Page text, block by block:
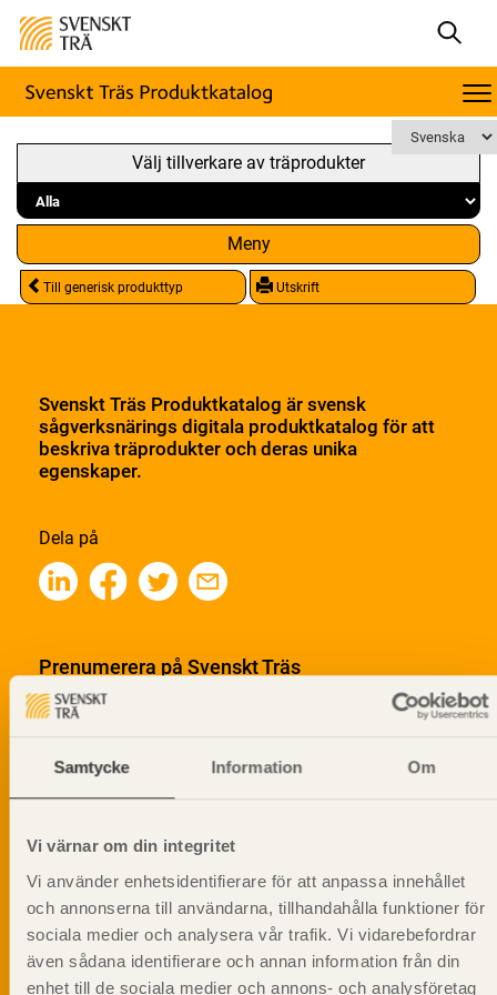
Samtycke Information Om
Vi värnar om din integritet
Vi använder enhetsidentifierare för att anpassa innehållet
och annonserna till användarna, tillhandahålla funktioner för
sociala medier och analysera vår trafik. Vi vidarebefordrar
även sådana identifierare och annan information från din
enhet till de sociala medier och annons- och analysföretag
Välj tillverkare av träprodukter
Meny
Till generisk produkttyp Utskrift
Svenskt Träs Produktkatalog är svensk
sågverksnärings digitala produktkatalog för att
beskriva träprodukter och deras unika
egenskaper.
Dela på
Prenumerera på Svenskt Träs
informationsutskick!